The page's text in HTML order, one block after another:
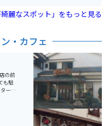
あり、四季折々に楽しめるスポッ
綺麗なスポット」をもっと見る
・カフェ
の前
も駐
けの